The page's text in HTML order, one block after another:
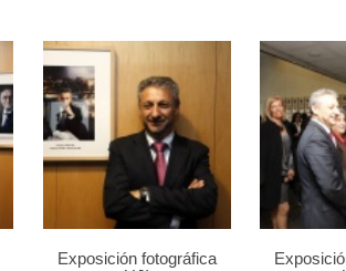
Exposición fotográfica